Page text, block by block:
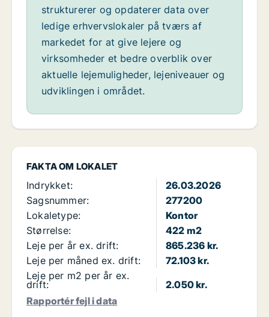
FAKTA OM LOKALET
Indrykket:
26.03.2026
Sagsnummer:
277200
Lokaletype:
Kontor
Størrelse:
422 m2
Leje per år ex. drift:
865.236 kr.
Leje per måned ex. drift:
72.103 kr.
Leje per m2 per år ex.
drift:
2.050 kr.
Rapportér fejl i data
strukturerer og opdaterer data over
ledige erhvervslokaler på tværs af
markedet for at give lejere og
virksomheder et bedre overblik over
aktuelle lejemuligheder, lejeniveauer og
udviklingen i området.